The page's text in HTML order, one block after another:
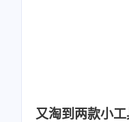
又淘到两款小工